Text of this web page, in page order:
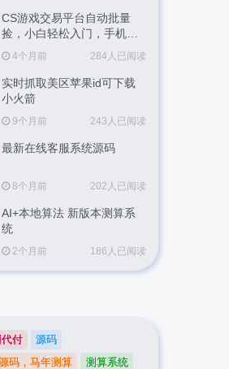
CS游戏交易平台自动批量
捡，小白轻松入门，手机即
可完成全部操作，日入
300+，轻松副业【揭秘】
4个月前 284人已阅读
实时抓取美区苹果id可下载
小火箭
9个月前 243人已阅读
最新在线客服系统源码
8个月前 202人已阅读
AI+本地算法 新版本测算系
统
2个月前 186人已阅读
付
源码
码，马年测算
测算系统